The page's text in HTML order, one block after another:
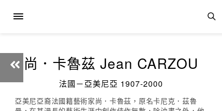
尚．卡魯茲 Jean CARZOU
法國－亞美尼亞 1907-2000
亞美尼亞裔法國籍藝術家尚．卡魯茲，原名卡尼克．茲魯